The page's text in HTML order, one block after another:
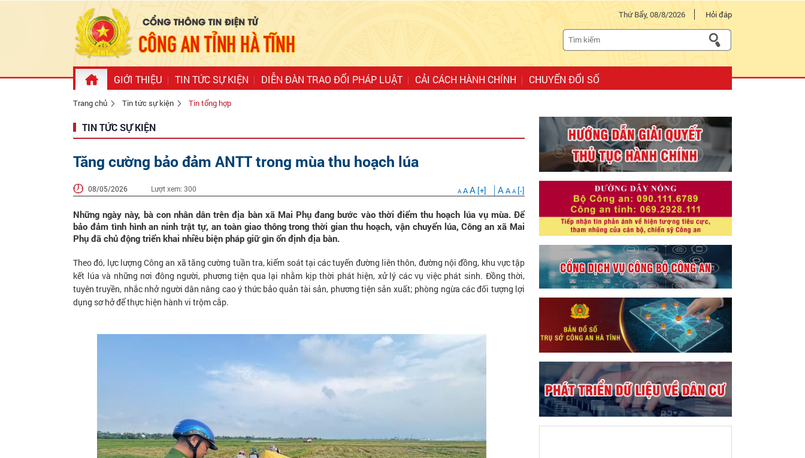
Thứ Bẩy, 08/8/2026 Hỏi đáp
GIỚI THIỆU TIN TỨC SỰ KIỆN DIỄN ĐÀN TRAO ĐỔI PHÁP LUẬT CẢI CÁCH HÀNH CHÍNH CHUYỂN ĐỔI SỐ
Trang chủ Tin tức sự kiện Tin tổng hợp
TIN TỨC SỰ KIỆN
Tăng cường bảo đảm ANTT trong mùa thu hoạch lúa
08/05/2026 Lượt xem: 300 A AA[+] AA A[-]
Những ngày này, bà con nhân dân trên địa bàn xã Mai Phụ đang bước vào thời điểm thu hoạch lúa vụ mùa. Để
bảo đảm tình hình an ninh trật tự, an toàn giao thông trong thời gian thu hoạch, vận chuyển lúa, Công an xã Mai
Phụ đã chủ động triển khai nhiều biện pháp giữ gìn ổn định địa bàn.
Theo đó, lực lượng Công an xã tăng cường tuần tra, kiểm soát tại các tuyến đường liên thôn, đường nội đồng, khu vực tập
kết lúa và những nơi đông người, phương tiện qua lại nhằm kịp thời phát hiện, xử lý các vụ việc phát sinh. Đồng thời,
tuyên truyền, nhắc nhở người dân nâng cao ý thức bảo quản tài sản, phương tiện sản xuất; phòng ngừa các đối tượng lợi
dụng sơ hở để thực hiện hành vi trộm cắp.